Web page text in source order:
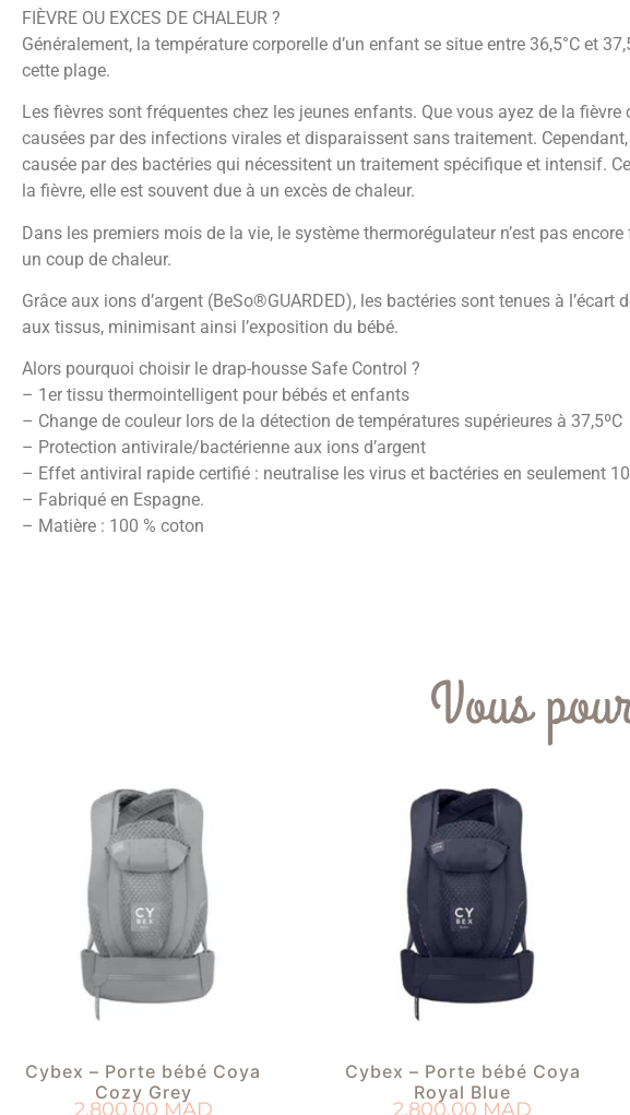
FIÈVRE OU EXCES DE CHALEUR ?
Généralement, la température corporelle d’un enfant se situe entre 36,5°C et
cette plage.
Les fièvres sont fréquentes chez les jeunes enfants. Que vous ayez de la
causées par des infections virales et disparaissent sans traitement.
causée par des bactéries qui nécessitent un traitement spécifique et intensif.
la fièvre, elle est souvent due à un excès de chaleur.
Dans les premiers mois de la vie, le système thermorégulateur n’est pas
un coup de chaleur.
Grâce aux ions d’argent (BeSo®GUARDED), les bactéries sont tenues à
aux tissus, minimisant ainsi l’exposition du bébé.
Alors pourquoi choisir le drap-housse Safe Control ?
– 1er tissu thermointelligent pour bébés et enfants
– Change de couleur lors de la détection de températures supérieures à 37,5ºC
– Protection antivirale/bactérienne aux ions d’argent
– Effet antiviral rapide certifié : neutralise les virus et bactéries en seulement
– Fabriqué en Espagne.
– Matière : 100 % coton
Vous
Cybex – Porte bébé Coya
Cozy Grey
2.800,00 MAD
Cybex – Porte bébé Coya
Royal Blue
2.800,00 MAD